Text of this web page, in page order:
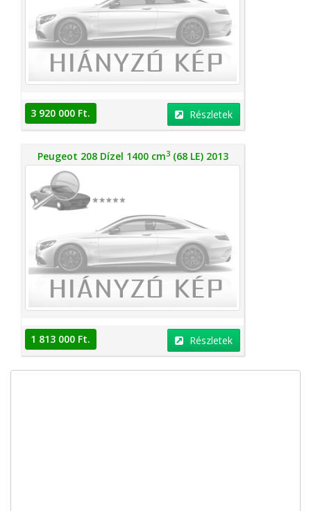
3 920 000 Ft. Részletek
Peugeot 208 Dízel 1400 cm3(68 LE) 2013
1 813 000 Ft. Részletek